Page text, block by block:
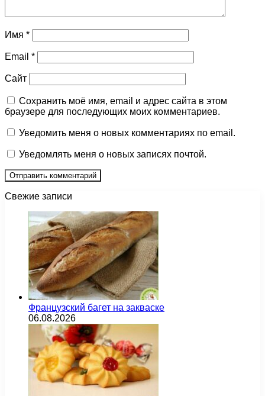
Имя *
Email *
Сайт
Сохранить моё имя, email и адрес сайта в этом
браузере для последующих моих комментариев.
Уведомить меня о новых комментариях по email.
Уведомлять меня о новых записях почтой.
Свежие записи
Французский багет на закваске
06.08.2026